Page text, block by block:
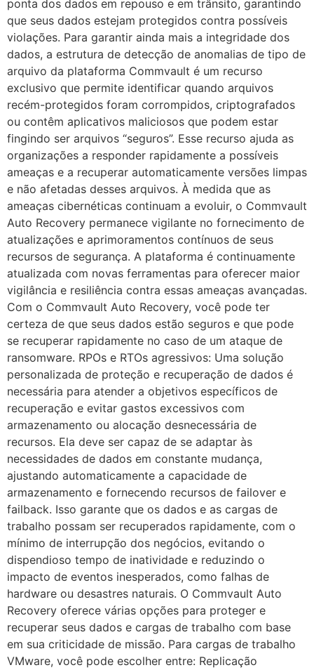
ponta dos dados em repouso e em trânsito, garantindo
que seus dados estejam protegidos contra possíveis
violações. Para garantir ainda mais a integridade dos
dados, a estrutura de detecção de anomalias de tipo de
arquivo da plataforma Commvault é um recurso
exclusivo que permite identificar quando arquivos
recém-protegidos foram corrompidos, criptografados
ou contêm aplicativos maliciosos que podem estar
fingindo ser arquivos “seguros”. Esse recurso ajuda as
organizações a responder rapidamente a possíveis
ameaças e a recuperar automaticamente versões limpas
e não afetadas desses arquivos. À medida que as
ameaças cibernéticas continuam a evoluir, o Commvault
Auto Recovery permanece vigilante no fornecimento de
atualizações e aprimoramentos contínuos de seus
recursos de segurança. A plataforma é continuamente
atualizada com novas ferramentas para oferecer maior
vigilância e resiliência contra essas ameaças avançadas.
Com o Commvault Auto Recovery, você pode ter
certeza de que seus dados estão seguros e que pode
se recuperar rapidamente no caso de um ataque de
ransomware. RPOs e RTOs agressivos: Uma solução
personalizada de proteção e recuperação de dados é
necessária para atender a objetivos específicos de
recuperação e evitar gastos excessivos com
armazenamento ou alocação desnecessária de
recursos. Ela deve ser capaz de se adaptar às
necessidades de dados em constante mudança,
ajustando automaticamente a capacidade de
armazenamento e fornecendo recursos de failover e
failback. Isso garante que os dados e as cargas de
trabalho possam ser recuperados rapidamente, com o
mínimo de interrupção dos negócios, evitando o
dispendioso tempo de inatividade e reduzindo o
impacto de eventos inesperados, como falhas de
hardware ou desastres naturais. O Commvault Auto
Recovery oferece várias opções para proteger e
recuperar seus dados e cargas de trabalho com base
em sua criticidade de missão. Para cargas de trabalho
VMware, você pode escolher entre: Replicação